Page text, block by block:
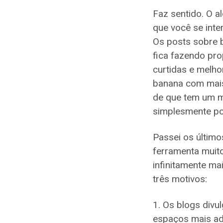
Faz sentido. O
que você se
Os posts sobre
fica fazendo
curtidas e
banana com
de que tem um
simplesmente
Passei os
ferramenta
infinitamente
três motivos:
Os blogs
espaços mais